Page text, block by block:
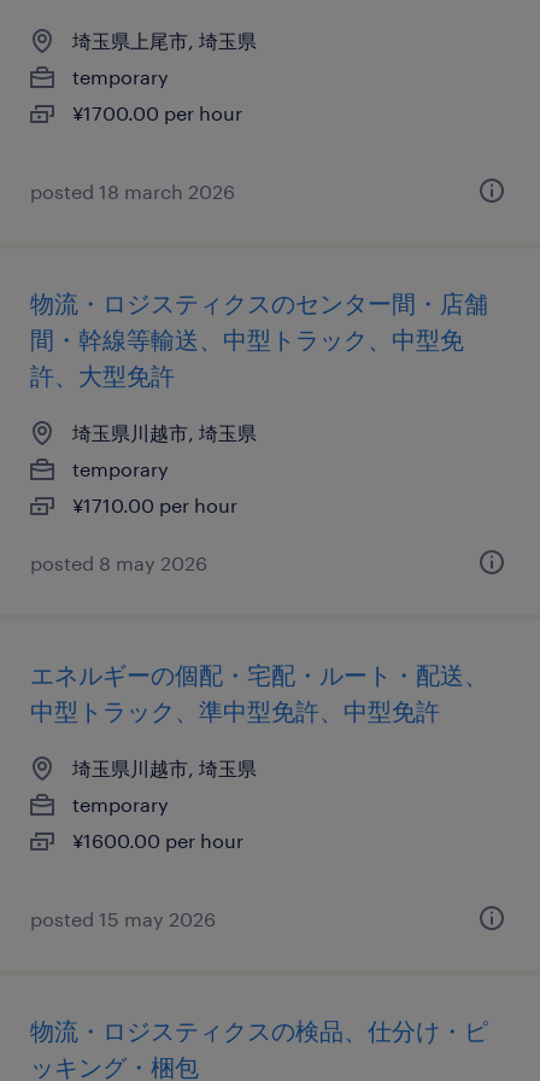
埼玉県上尾市, 埼玉県
temporary
¥1700.00 per hour
posted 18 march 2026
物流・ロジスティクスのセンター間・店舗
間・幹線等輸送、中型トラック、中型免
許、大型免許
埼玉県川越市, 埼玉県
temporary
¥1710.00 per hour
posted 8 may 2026
エネルギーの個配・宅配・ルート・配送、
中型トラック、準中型免許、中型免許
埼玉県川越市, 埼玉県
temporary
¥1600.00 per hour
posted 15 may 2026
物流・ロジスティクスの検品、仕分け・ピ
ッキング・梱包